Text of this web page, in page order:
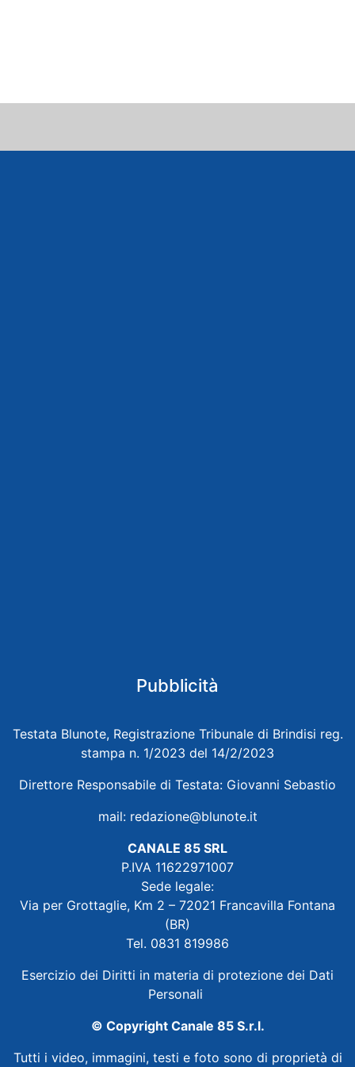
Pubblicità
Testata Blunote, Registrazione Tribunale di Brindisi reg.
stampa n. 1/2023 del 14/2/2023
Direttore Responsabile di Testata: Giovanni Sebastio
mail: redazione@blunote.it
CANALE 85 SRL
P.IVA 11622971007
Sede legale:
Via per Grottaglie, Km 2 – 72021 Francavilla Fontana
(BR)
Tel. 0831 819986
Esercizio dei Diritti in materia di protezione dei Dati
Personali
© Copyright Canale 85 S.r.l.
Tutti i video, immagini, testi e foto sono di proprietà di